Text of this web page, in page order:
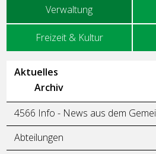
Verwaltung
Freizeit & Kultur
Unternavigation
Aktuelles
Archiv
4566 Info - News aus dem
Abteilungen